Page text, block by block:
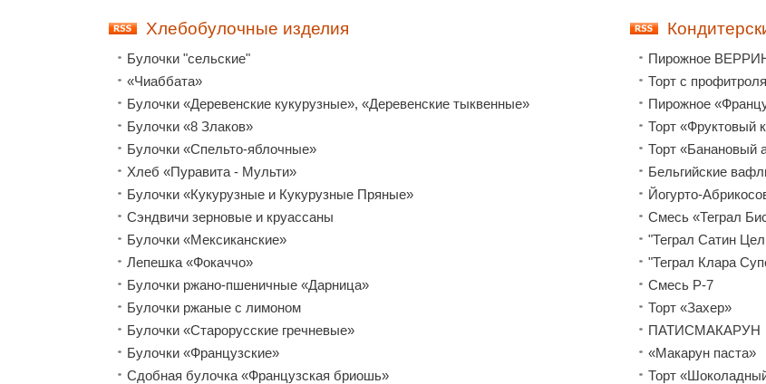
Хлебобулочные изделия
Булочки "сельские"
«Чиаббата»
Булочки «Деревенские кукурузные», «Деревенские тыквенные»
Булочки «8 Злаков»
Булочки «Спельто-яблочные»
Хлеб «Пуравита - Мульти»
Булочки «Кукурузные и Кукурузные Пряные»
Сэндвичи зерновые и круассаны
Булочки «Мексиканские»
Лепешка «Фокаччо»
Булочки ржано-пшеничные «Дарница»
Булочки ржаные с лимоном
Булочки «Старорусские гречневые»
Булочки «Французские»
Сдобная булочка «Французская бриошь»
Пирожное
Торт с
Пирожное
Торт «Фруктовый
Торт «Банановый
Бельгийские
Йогурто-
Смесь «Теграл
"Теграл Сатин
"Теграл Клара
Смесь Р-7
Торт «Захер»
ПАТИСМАКАРУН
«Макарун паста»
Торт